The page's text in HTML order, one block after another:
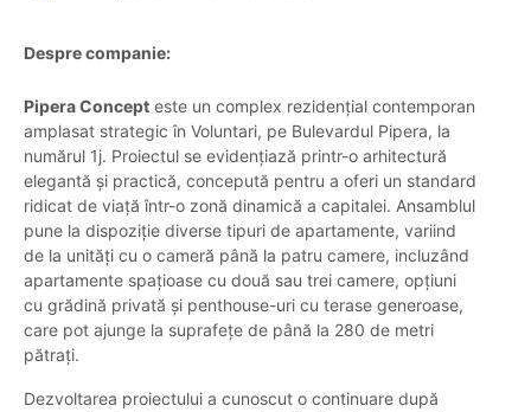
Despre companie:
Pipera Concept este un complex rezidențial contemporan
amplasat strategic în Voluntari, pe Bulevardul Pipera, la
numărul 1j. Proiectul se evidențiază printr-o arhitectură
elegantă și practică, concepută pentru a oferi un standard
ridicat de viață într-o zonă dinamică a capitalei. Ansamblul
pune la dispoziție diverse tipuri de apartamente, variind
de la unități cu o cameră până la patru camere, incluzând
apartamente spațioase cu două sau trei camere, opțiuni
cu grădină privată și penthouse-uri cu terase generoase,
care pot ajunge la suprafețe de până la 280 de metri
pătrați.
Dezvoltarea proiectului a cunoscut o continuare după